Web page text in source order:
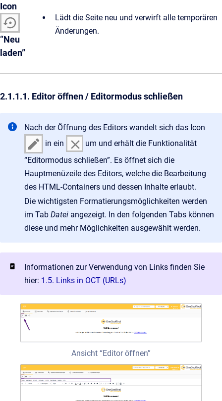
Icon
“Neu
laden”
Lädt die Seite neu und verwirft alle temporären
Änderungen.
2.1.1.1. Editor öffnen / Editormodus schließen
Nach der Öffnung des Editors wandelt sich das Icon
in ein
um und erhält die Funktionalität
“Editormodus schließen”. Es öffnet sich die
Hauptmenüzeile des Editors, welche die Bearbeitung
des HTML-Containers und dessen Inhalte erlaubt.
Die wichtigsten Formatierungsmöglichkeiten werden
im Tab Datei angezeigt. In den folgenden Tabs können
diese und mehr Möglichkeiten ausgewählt werden.
Informationen zur Verwendung von Links finden Sie
hier: 1.5. Links in OCT (URLs)
Ansicht “Editor öffnen”